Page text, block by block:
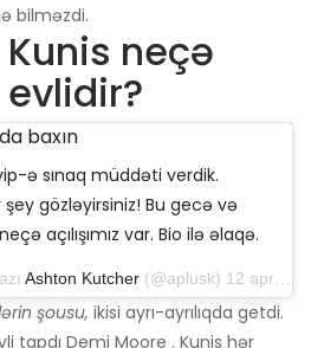
bilməzdi.
neçə
baxın
ə sınaq müddəti verdik.
gözləyirsiniz! Bu gecə və
açılışımız var. Bio ilə əlaqə.
Ashton Kutcher (@aplusk) 12 aprel 2019-cu il, saat 14: 50-də PDT
şousu, ikisi ayrı-ayrılıqda getdi.
tapdı Demi Moore . Kunis hər